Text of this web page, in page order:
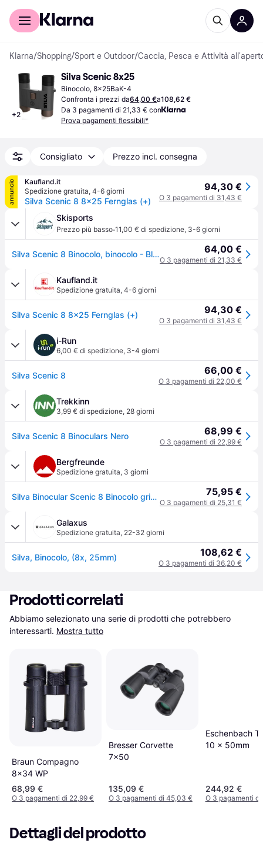
Per il tuo shopping
Klarna/Shopping/Sport e Outdoor/Caccia, Pesca e Attività
+2
Silva Scenic 8x25
Binocolo, 8x25BaK-4
Confronta i prezzi da64,00 €a108,62 €
Da 3 pagamenti di 21,33 € con
Prova pagamenti flessibili*
Consigliato Prezzo incl. consegna
annuncio
Kaufland.it
Spedizione gratuita, 4-6 giorni
Silva Scenic 8 8x25 Fernglas (+)
94,30 €
O 3 pagamenti di 31,43 €
Skisports
Prezzo più basso·11,00 € di spedizione, 3-6 giorni
Silva Scenic 8 Binocolo, binocolo - Black 64,00 €
O 3 pagamenti di 21,33 €
Kaufland.it
Spedizione gratuita, 4-6 giorni
Silva Scenic 8 8x25 Fernglas (+) 94,30 €
O 3 pagamenti di 31,43 €
i-Run
6,00 € di spedizione, 3-4 giorni
Silva Scenic 8 66,00 €
O 3 pagamenti di 22,00 €
Trekkinn
3,99 € di spedizione, 28 giorni
Silva Scenic 8 Binoculars Nero 68,99 €
O 3 pagamenti di 22,99 €
Bergfreunde
Spedizione gratuita, 3 giorni
Silva Binocular Scenic 8 Binocolo grigio 75,95 €
O 3 pagamenti di 25,31 €
Galaxus
Spedizione gratuita, 22-32 giorni
Silva, Binocolo, (8x, 25mm) 108,62 €
O 3 pagamenti di 36,20 €
Prodotti correlati
Abbiamo selezionato una serie di prodotti che potrebbero
interessarti. Mostra tutto
Braun Compagno
8x34 WP
68,99 €
O 3 pagamenti di 22,99 €
Bresser Corvette
7x50
135,09 €
O 3 pagamenti di 45,03 €
Eschenbach
10 x 50mm
244,92 €
O 3 pagamenti di
Dettagli del prodotto